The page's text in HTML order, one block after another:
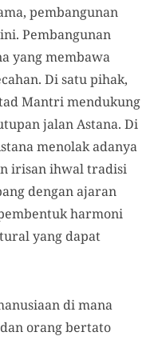
pembangunan
Pembangunan
yang membawa
Di satu pihak,
Mantri mendukung
jalan Astana. Di
menolak adanya
irisan ihwal tradisi
dengan ajaran
harmoni
yang dapat
di mana
orang bertato